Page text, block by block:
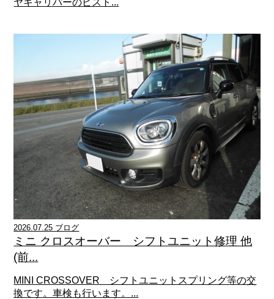
ヤキャリパーのピスト...
2026.07.25 ブログ
ミニ クロスオーバー シフトユニット修理 他
(前...
MINI CROSSOVER シフトユニットスプリング等の交
換です。車検も行います。...